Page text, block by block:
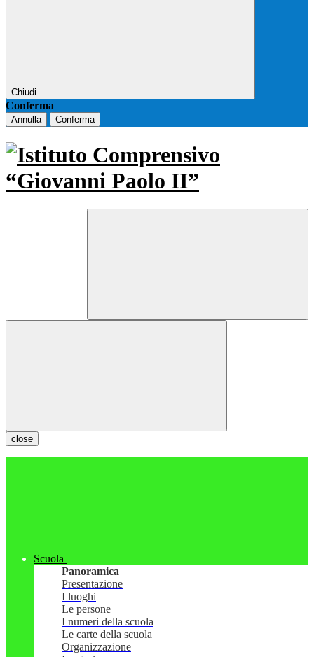
Chiudi
Conferma
Annulla Conferma
close
Scuola
Panoramica
Presentazione
I luoghi
Le persone
I numeri della scuola
Le carte della scuola
Organizzazione